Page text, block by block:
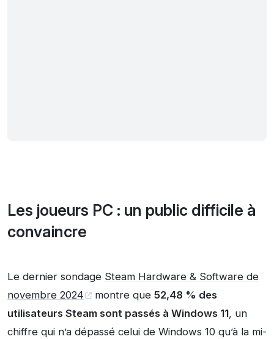
Les joueurs PC : un public difficile à
convaincre
Le dernier sondage Steam Hardware & Software de
novembre 2024
montre que 52,48 % des
utilisateurs Steam sont passés à Windows 11, un
chiffre qui n’a dépassé celui de Windows 10 qu’à la mi-